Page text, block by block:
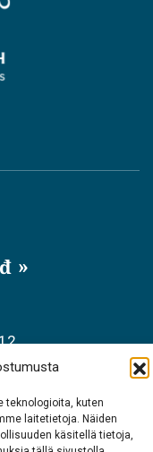
teknologioita, kuten
laitetietoja. Näiden
käsitellä tietoja,